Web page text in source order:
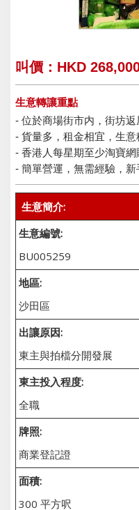
叫價：HKD
生意轉讓重點
- 位於商場街市内，街坊
- 貨量多，租金相宜，生意
- 香港人每星期至少淘寶
- 簡單營運，無需經驗，新
生意簡介:
生意編號:
BU005259
地區:
沙田區
出讓原因:
東主與拍檔分開發展
東主投入程度:
全職
牌照:
商業登記證
面積:
300 平方呎